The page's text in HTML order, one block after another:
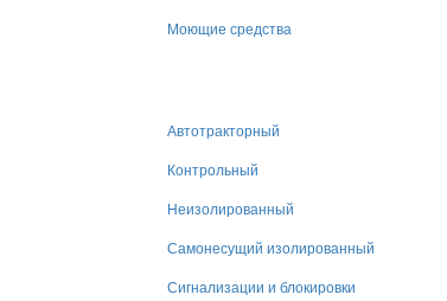
Моющие средства
Автотракторный
Контрольный
Неизолированный
Самонесущий изолированный
Сигнализации и блокировки